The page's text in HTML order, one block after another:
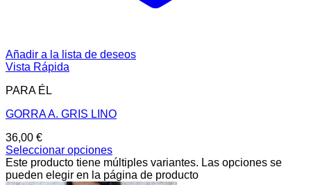
Añadir a la lista de deseos
Vista Rápida
PARA ÉL
GORRA A. GRIS LINO
36,00 €
Seleccionar opciones
Este producto tiene múltiples variantes. Las opciones se
pueden elegir en la página de producto